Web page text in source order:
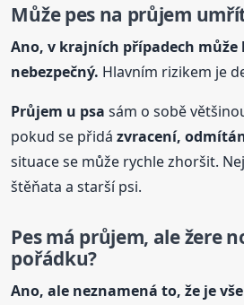
Může pes na průjem
Ano, v krajních případech může
nebezpečný. Hlavním rizikem je
Průjem u psa sám o sobě
pokud se přidázvracení,
situace se může rychle zhoršit.
štěňata a starší psi.
Pes má průjem, ale žere
pořádku?
Ano, ale neznamená to, že je